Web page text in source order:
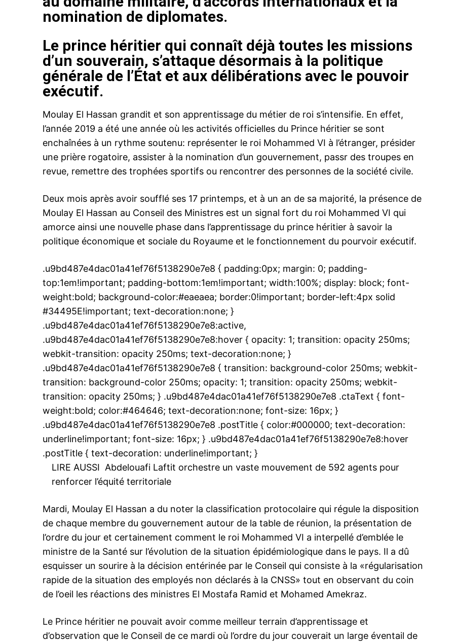
le1.ma
l'intelligence de
Insight Publications
À propos
Nous contacter
Formules d’abonnement
Mon compte
nomination de diplomates.
Le prince héritier qui connaît déjà toutes les missions
d’un souverain, s’attaque désormais à la politique
générale de l’État et aux délibérations avec le pouvoir
exécutif.
Moulay El Hassan grandit et son apprentissage du métier de roi s’intensifie. En effet,
l’année 2019 a été une année où les activités officielles du Prince héritier se sont
enchaînées à un rythme soutenu: représenter le roi Mohammed VI à l’étranger, présider
une prière rogatoire, assister à la nomination d’un gouvernement, passr des troupes en
revue, remettre des trophées sportifs ou rencontrer des personnes de la société civile.
Deux mois après avoir soufflé ses 17 printemps, et à un an de sa majorité, la présence de
Moulay El Hassan au Conseil des Ministres est un signal fort du roi Mohammed VI qui
amorce ainsi une nouvelle phase dans l’apprentissage du prince héritier à savoir la
politique économique et sociale du Royaume et le fonctionnement du pourvoir exécutif.
.u9bd487e4dac01a41ef76f5138290e7e8 { padding:0px; margin: 0; padding-
top:1em!important; padding-bottom:1em!important; width:100%; display: block; font-
weight:bold; background-color:#eaeaea; border:0!important; border-left:4px solid
#34495E!important; text-decoration:none; }
.u9bd487e4dac01a41ef76f5138290e7e8:active,
.u9bd487e4dac01a41ef76f5138290e7e8:hover { opacity: 1; transition: opacity 250ms;
webkit-transition: opacity 250ms; text-decoration:none; }
.u9bd487e4dac01a41ef76f5138290e7e8 { transition: background-color 250ms; webkit-
transition: background-color 250ms; opacity: 1; transition: opacity 250ms; webkit-
transition: opacity 250ms; } .u9bd487e4dac01a41ef76f5138290e7e8 .ctaText { font-
weight:bold; color:#464646; text-decoration:none; font-size: 16px; }
.u9bd487e4dac01a41ef76f5138290e7e8 .postTitle { color:#000000; text-decoration:
underline!important; font-size: 16px; } .u9bd487e4dac01a41ef76f5138290e7e8:hover
.postTitle { text-decoration: underline!important; }
LIRE AUSSI Abdelouafi Laftit orchestre un vaste mouvement de 592 agents pour
renforcer l’équité territoriale
Mardi, Moulay El Hassan a du noter la classification protocolaire qui régule la disposition
de chaque membre du gouvernement autour de la table de réunion, la présentation de
l’ordre du jour et certainement comment le roi Mohammed VI a interpellé d’emblée le
ministre de la Santé sur l’évolution de la situation épidémiologique dans le pays. Il a dû
esquisser un sourire à la décision entérinée par le Conseil qui consiste à la «régularisation
rapide de la situation des employés non déclarés à la CNSS» tout en observant du coin
de l’oeil les réactions des ministres El Mostafa Ramid et Mohamed Amekraz.
Le Prince héritier ne pouvait avoir comme meilleur terrain d’apprentissage et
d’observation que le Conseil de ce mardi où l’ordre du jour couverait un large éventail de